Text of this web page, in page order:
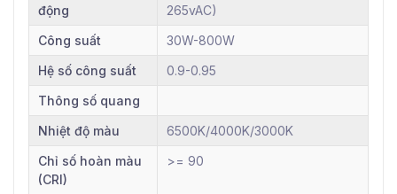
động
265vAC)
Công suất
30W-800W
Hệ số công suất
0.9-0.95
Thông số quang
Nhiệt độ màu
6500K/4000K/3000K
Chỉ số hoàn màu
(CRI)
>= 90